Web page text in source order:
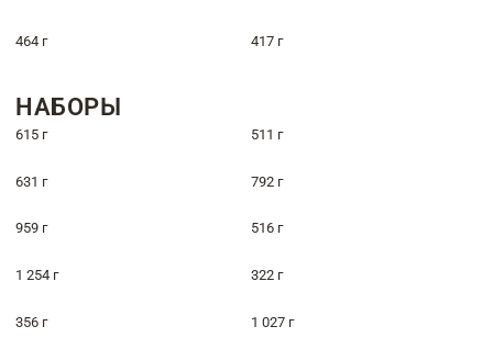
464 г 417 г
НАБОРЫ
615 г 511 г
631 г 792 г
959 г 516 г
1 254 г 322 г
356 г 1 027 г